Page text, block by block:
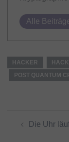
Alle
HACKER
POST QUANTUM
Die Uhr